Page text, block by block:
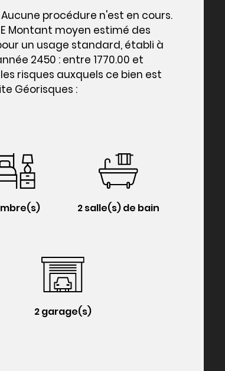
procédure n'est en cours.
Montant moyen estimé des
un usage standard, établi à
2450 : entre 1770.00 et
risques auxquels ce bien est
Géorisques :
2 salle(s) de bain
2 garage(s)